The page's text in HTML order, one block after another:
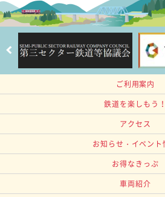
ご利用案内
鉄道を楽しもう！
アクセス
お知らせ・イベント
お得なきっぷ
車両紹介